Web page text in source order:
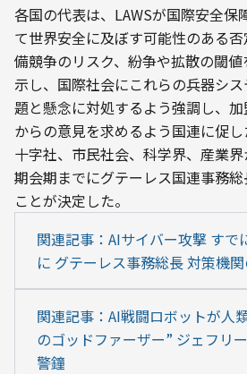
各国の代表は、LAWSが国際安全保
て世界安全に及ぼす可能性のある
備競争のリスク、紛争や拡散の閾
示し、国際社会にこれらの兵器シ
題と懸念に対処するよう強調し、
からの意見を求めるよう国連に促
十字社、市民社会、科学界、産業
期会期までにグテーレス国連事務
ことが決定した。
関連記事：AIサイバー攻撃 すで
に グテーレス事務総長 対策機
関連記事：AI戦闘ロボットが人
のゴッドファーザー” ジェフリ
警鐘